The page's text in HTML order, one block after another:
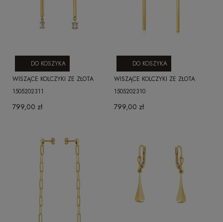
WISZĄCE KOLCZYKI ZE ZŁOTA
1505202311
799,00 zł
DO KOSZYKA
WISZĄCE KOLCZYKI ZE ZŁOTA
1505202310
799,00 zł
DO KOSZYKA